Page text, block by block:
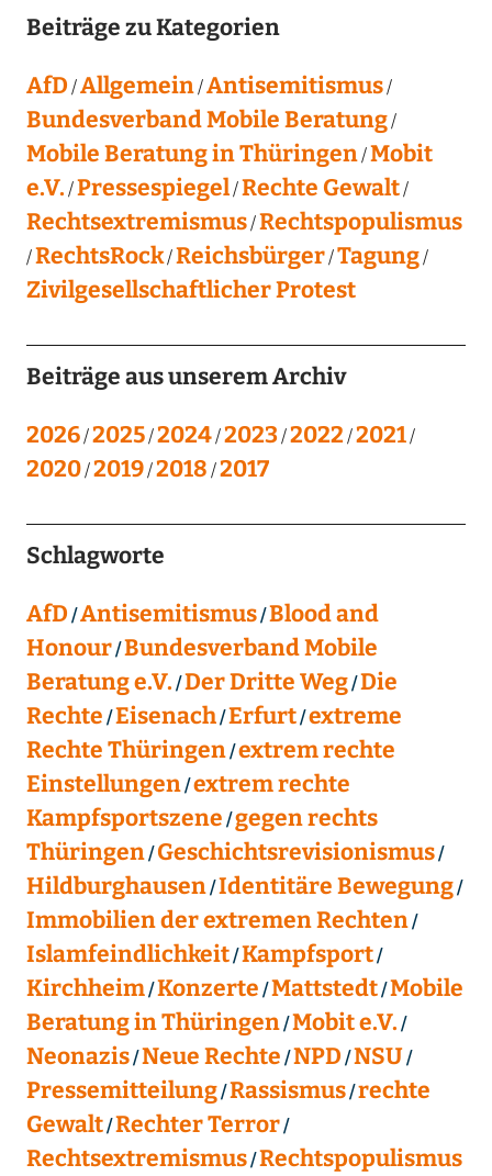
Beiträge zu Kategorien
AfD Allgemein Antisemitismus
Bundesverband Mobile Beratung
Mobile Beratung in Thüringen Mobit
e.V. Pressespiegel Rechte Gewalt
Rechtsextremismus Rechtspopulismus
RechtsRock Reichsbürger Tagung
Zivilgesellschaftlicher Protest
Beiträge aus unserem Archiv
2026 2025 2024 2023 2022 2021
2020 2019 2018 2017
Schlagworte
AfD Antisemitismus Blood and
Honour Bundesverband Mobile
Beratung e.V. Der Dritte Weg Die
Rechte Eisenach Erfurt extreme
Rechte Thüringen extrem rechte
Einstellungen extrem rechte
Kampfsportszene gegen rechts
Thüringen Geschichtsrevisionismus
Hildburghausen Identitäre Bewegung
Immobilien der extremen Rechten
Islamfeindlichkeit Kampfsport
Kirchheim Konzerte Mattstedt Mobile
Beratung in Thüringen Mobit e.V.
Neonazis Neue Rechte NPD NSU
Pressemitteilung Rassismus rechte
Gewalt Rechter Terror
Rechtsextremismus Rechtspopulismus